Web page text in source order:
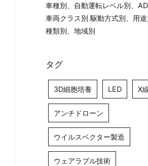
車種別、自動運転レベル別、
車両クラス別 駆動方式別、用
種類別、地域別
タグ
3D細胞培養 LED X
アンチドローン
ウイルスベクター製造
ウェアラブル技術